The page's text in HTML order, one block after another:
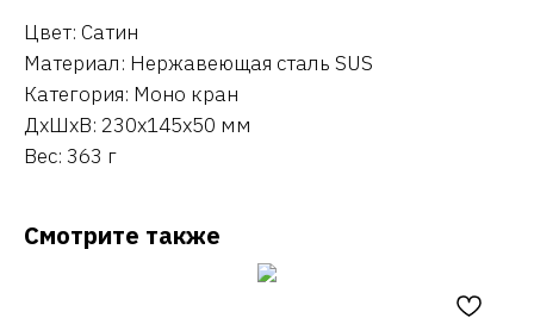
Цвет: Сатин
Материал: Нержавеющая сталь SUS
Категория: Моно кран
ДxШxВ: 230x145x50 мм
Вес: 363 г
Смотрите также